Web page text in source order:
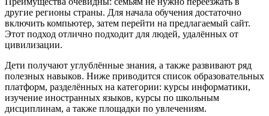
другие регионы страны. Для начала обучения достаточно
включить компьютер, затем перейти на предлагаемый сайт.
Этот подход отлично подходит для людей, удалённых от
цивилизации.
Дети получают углублённые знания, а также развивают ряд
полезных навыков. Ниже приводится список образовательных
платформ, разделённых на категории: курсы информатики,
изучение иностранных языков, курсы по школьным
дисциплинам, а также площадки по увлечениям.